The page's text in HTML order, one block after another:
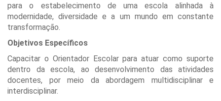
para o estabelecimento de uma escola alinhada à
modernidade, diversidade e a um mundo em constante
transformação.
Objetivos Específicos
Capacitar o Orientador Escolar para atuar como suporte
dentro da escola, ao desenvolvimento das atividades
docentes, por meio da abordagem multidisciplinar e
interdisciplinar.